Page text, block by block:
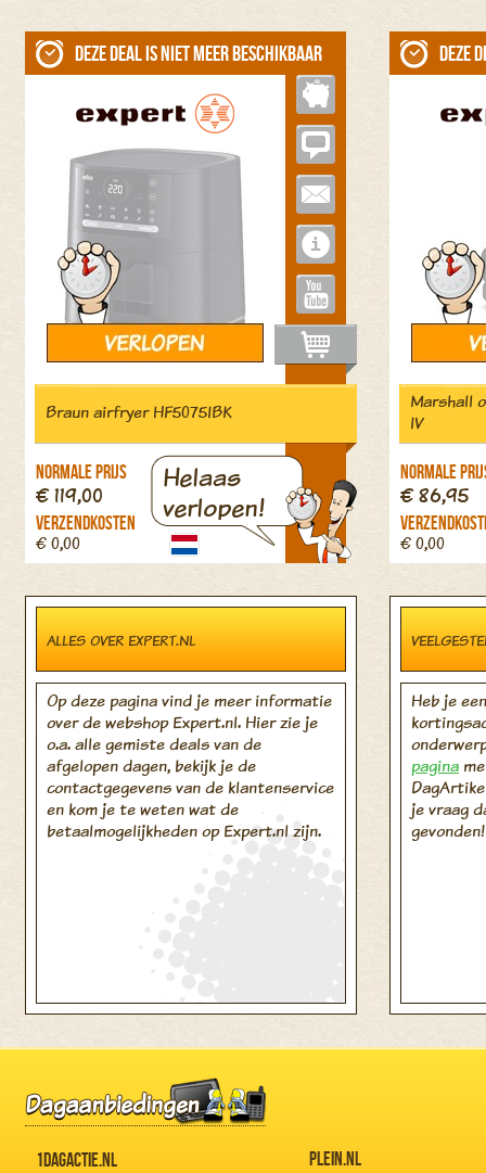
Deze deal is niet meer beschikbaar
Braun airfryer HF5075IBK
Normale prijs
€ 119,00
Verzendkosten
€ 0,00
Helaas
verlopen!
Deze
Marshall
IV
Normale
€ 86,95
€ 0,00
ALLES OVER EXPERT.NL
Op deze pagina vind je meer informatie
over de webshop Expert.nl. Hier zie je
o.a. alle gemiste deals van de
afgelopen dagen, bekijk je de
contactgegevens van de klantenservice
en kom je te weten wat de
betaalmogelijkheden op Expert.nl zijn.
Heb je
pagina
je vraag
gevonden!
1DAGACTIE.NL PLEIN.NL